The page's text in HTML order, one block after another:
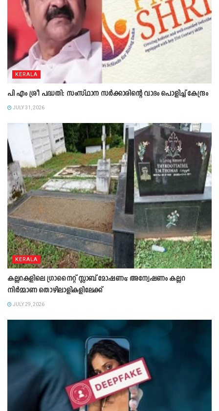
KERALA
പി എം ശ്രീ പദ്ധതി: സംസ്ഥാന സർക്കാരിന്റെ വാദം പൊളിച്ച് കേന്ദ്രം
JULY 31, 2026
KERALA
കല്ലറകളിലെ ഗ്രാനൈറ്റ് സ്ലാബ് മോഷണം; അന്വേഷണം കല്ലറ
നിർമ്മാണ തൊഴിലാളികളിലേക്ക്
JULY 29, 2026